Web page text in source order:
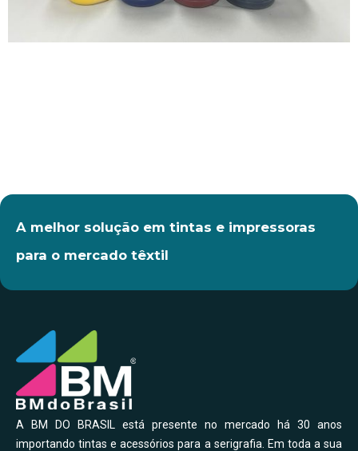
A melhor solução em tintas e impressoras
para o mercado têxtil
A BM DO BRASIL está presente no mercado há 30 anos
importando tintas e acessórios para a serigrafia. Em toda a sua